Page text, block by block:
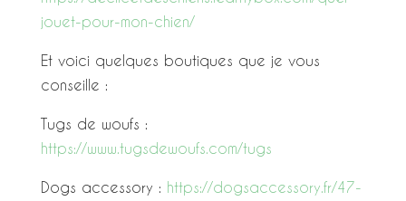
jouet-pour-mon-chien/
Et voici quelques boutiques que je vous
conseille :
Tugs de woufs :
https://www.tugsdewoufs.com/tugs
Dogs accessory : https://dogsaccessory.fr/47-